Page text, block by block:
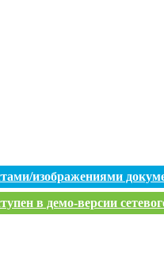
изображениями
в демо-версии